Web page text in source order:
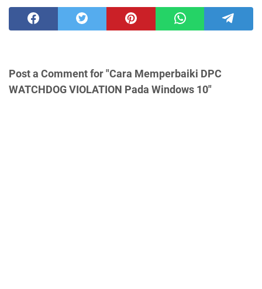
Post a Comment for "Cara Memperbaiki DPC
WATCHDOG VIOLATION Pada Windows 10"